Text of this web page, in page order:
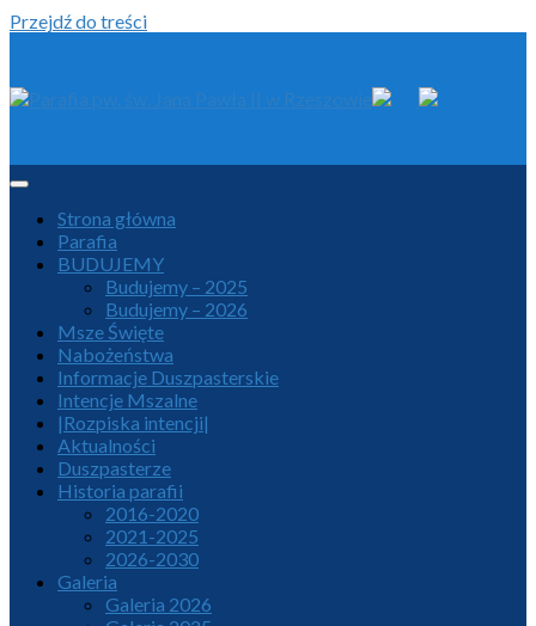
Przejdź do treści
Strona główna
Parafia
BUDUJEMY
Budujemy – 2025
Budujemy – 2026
Msze Święte
Nabożeństwa
Informacje Duszpasterskie
Intencje Mszalne
|Rozpiska intencji|
Aktualności
Duszpasterze
Historia parafii
2016-2020
2021-2025
2026-2030
Galeria
Galeria 2026